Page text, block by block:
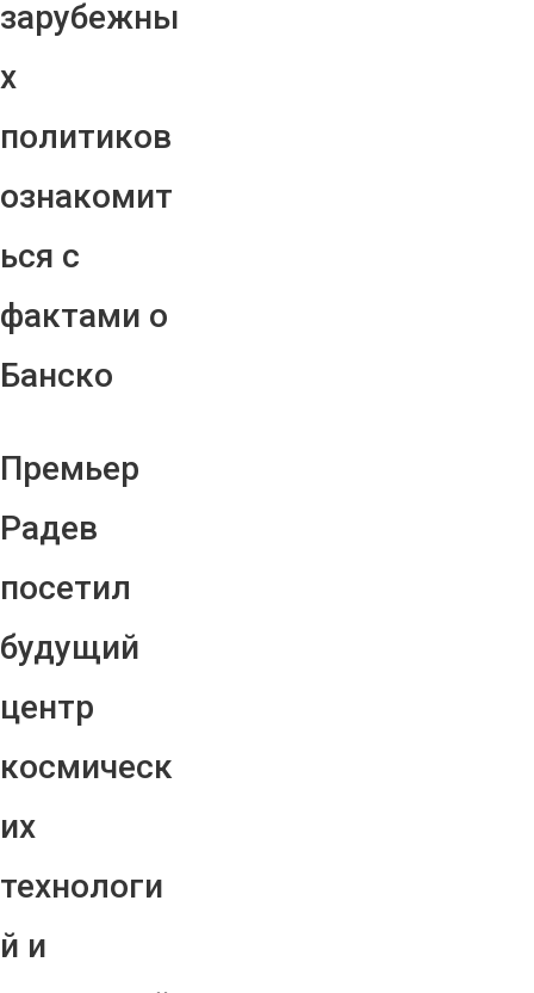
зарубежны
х
политиков
ознакомит
ься с
фактами о
Банско
Премьер
Радев
посетил
будущий
центр
космическ
их
технологи
й и